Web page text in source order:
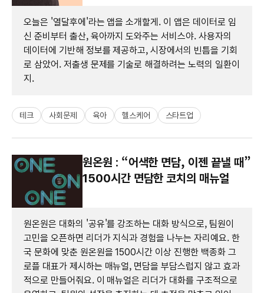
오늘은 '열달후에'라는 앱을 소개할게. 이 앱은 데이터로 임
신 준비부터 출산, 육아까지 도와주는 서비스야. 사용자의
데이터에 기반해 정보를 제공하고, 시장에서의 빈틈을 기회
로 삼았어. 저출생 문제를 기술로 해결하려는 노력의 일환이
지.
테크 사회문제 육아 헬스케어 스타트업
원온원 : “어색한 면담, 이젠 끝낼 때”
1500시간 면담한 코치의 매뉴얼
원온원은 대화의 '공유'를 강조하는 대화 방식으로, 팀원이
고민을 오픈하면 리더가 지식과 경험을 나누는 자리예요. 한
국 문화에 맞춘 원온원을 1500시간 이상 진행한 백종화 그
로플 대표가 제시하는 매뉴얼, 면담을 부담스럽지 않고 효과
적으로 만들어줘요. 이 매뉴얼은 리더가 대화를 구조적으로